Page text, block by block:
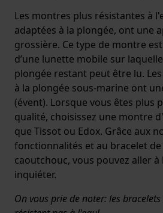
Les montres plus résistantes à
adaptées à la plongée, ont une
grossière. Ce type de montre
d’une lunette mobile sur
plongée restant peut être lu.
à la plongée sous-marine ont
(évent). Lorsque vous êtes plus
qualité, choisissez une montre
que Tissot ou Edox. Grâce aux
fonctionnalités et au bracelet
caoutchouc, vous pouvez aller à
inquiéter.
On vous prie de noter: les